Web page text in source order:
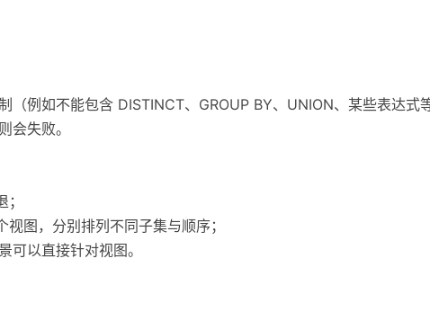
（例如不能包含 DISTINCT、GROUP BY、UNION、某些表达式
会失败。
图，分别排列不同子集与顺序；
可以直接针对视图。